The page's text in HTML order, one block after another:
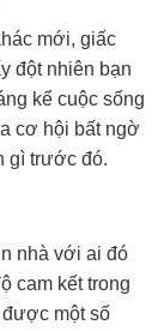
mới, giấc
đột nhiên bạn
kể cuộc sống
cơ hội bất ngờ
gì trước đó.
nhà với ai đó
cam kết trong
được một số